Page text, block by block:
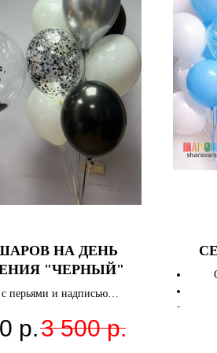
НА ДЕНЬ
"ЧЕРНЫЙ"
с перьями и надписью
3 белых
3 черных
р.3 500 р.